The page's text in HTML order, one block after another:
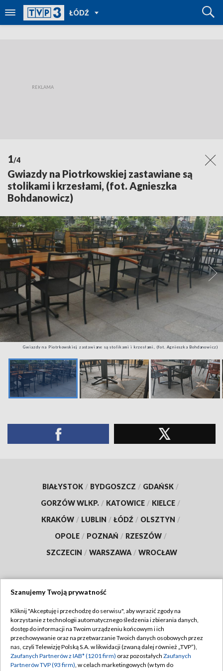
ŁÓDŹ
POWRÓT
DO
REGIONY
1/4
Gwiazdy na Piotrkowskiej zastawiane są
stolikami i krzesłami, (fot. Agnieszka
Bohdanowicz)
Gwiazdy na Piotrkowskiej zastawiane są stolikami i krzesłami, (fot. Agnieszka Bohdanowicz)
BIAŁYSTOK / BYDGOSZCZ / GDAŃSK /
GORZÓW WLKP. / KATOWICE / KIELCE /
KRAKÓW / LUBLIN / ŁÓDŹ / OLSZTYN /
OPOLE / POZNAŃ / RZESZÓW /
SZCZECIN / WARSZAWA / WROCŁAW
TVP
Abonament TVP
Emisja w TVP
Regulamin TVP
Polityka prywatności
Szanujemy Twoją prywatność
Kliknij "Akceptuję i przechodzę do serwisu", aby wyrazić zgody na
korzystanie z technologii automatycznego śledzenia i zbierania danych,
dostęp do informacji na Twoim urządzeniu końcowym i ich
przechowywanie oraz na przetwarzanie Twoich danych osobowych przez
nas, czyli Telewizję Polską S.A. w likwidacji (zwaną dalej również „TVP”),
Zaufanych Partnerów z IAB* (1201 firm) oraz pozostałych Zaufanych
Partnerów TVP (93 firm), w celach marketingowych (w tym do